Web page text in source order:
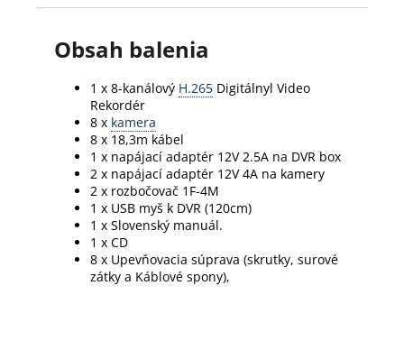
Obsah balenia
1 x 8-kanálový H.265 Digitálnyl Video
Rekordér
8 x kamera
8 x 18,3m kábel
1 x napájací adaptér 12V 2.5A na DVR box
2 x napájací adaptér 12V 4A na kamery
2 x rozbočovač 1F-4M
1 x USB myš k DVR (120cm)
1 x Slovenský manuál.
1 x CD
8 x Upevňovacia súprava (skrutky, surové
zátky a Káblové spony),